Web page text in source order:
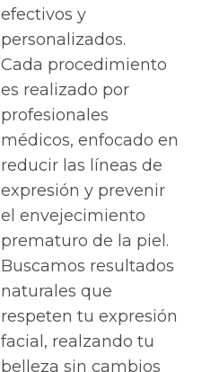
efectivos y
personalizados.
Cada procedimiento
es realizado por
profesionales
médicos, enfocado en
reducir las líneas de
expresión y prevenir
el envejecimiento
prematuro de la piel.
Buscamos resultados
naturales que
respeten tu expresión
facial, realzando tu
belleza sin cambios